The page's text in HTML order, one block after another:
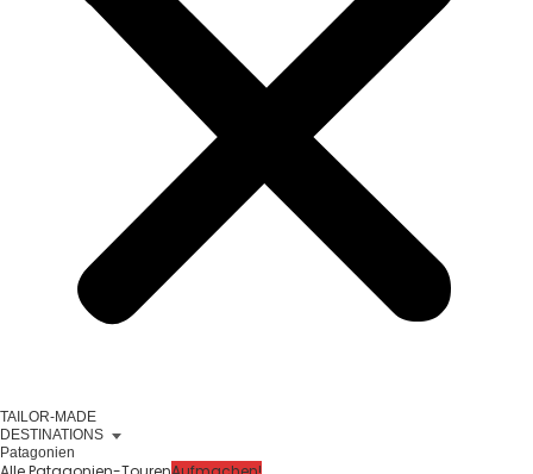
TAILOR-MADE
DESTINATIONS
Patagonien